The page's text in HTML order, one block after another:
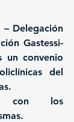
– Delegación
Gastessi-
un convenio
del
con los